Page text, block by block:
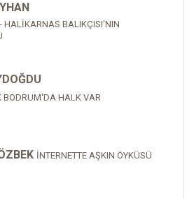
HALİKARNAS BALIKÇISI'NIN
BODRUM'DA HALK VAR
İNTERNETTE AŞKIN ÖYKÜSÜ